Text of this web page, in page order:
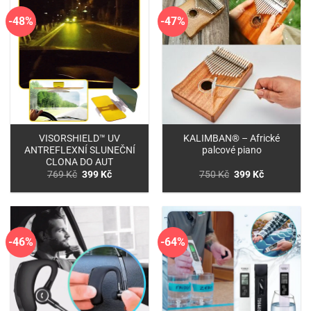
-48%
VISORSHIELD™ UV
ANTREFLEXNÍ SLUNEČNÍ
CLONA DO AUT
769Kč Původní
byla:
399 KčAktuální
je:
-47%
KALIMBAN® – Africké
palcové piano
750Kč Původní
byla:
399 KčAktuální
je:
-46% -64%